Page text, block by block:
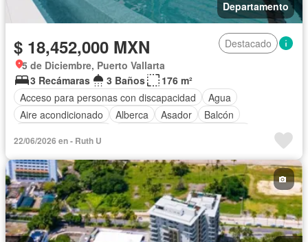
Departamento
$ 18,452,000 MXN
Destacado
5 de Diciembre, Puerto Vallarta
3 Recámaras
3 Baños
176 m²
Acceso para personas con discapacidad
Agua
Aire acondicionado
Alberca Asador
Balcón
Cisterna
Cocina equipada
Cuarto de Limpieza
Electricidad
Elevador
Estacionamiento
Gimnasio Internet Jacuzzi
Jardín
Recámara con closet
Azotea
Seguridad
Televisión por cable
Terraza Vista panorámica
Wifi
Sin amueblar
22/06/2026 en - Ruth U